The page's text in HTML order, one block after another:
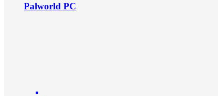
Palworld PC